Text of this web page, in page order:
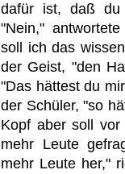
dafür ist, daß du
"Nein,"
soll ich das
der Geist, "den
"Das hättest du
der Schüler, "so
Kopf aber soll
mehr Leute
mehr Leute her,"